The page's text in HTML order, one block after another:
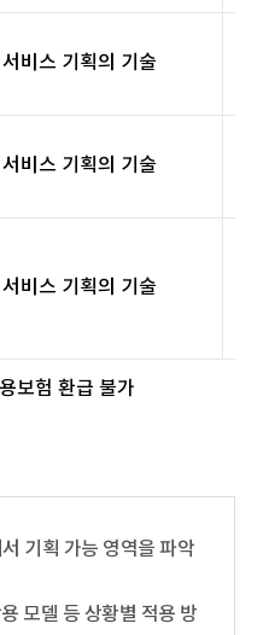
비스 기획의 기술
비스 기획의 기술
비스 기획의 기술
보험 환급 불가
기획 가능 영역을 파악
모델 등 상황별 적용 방